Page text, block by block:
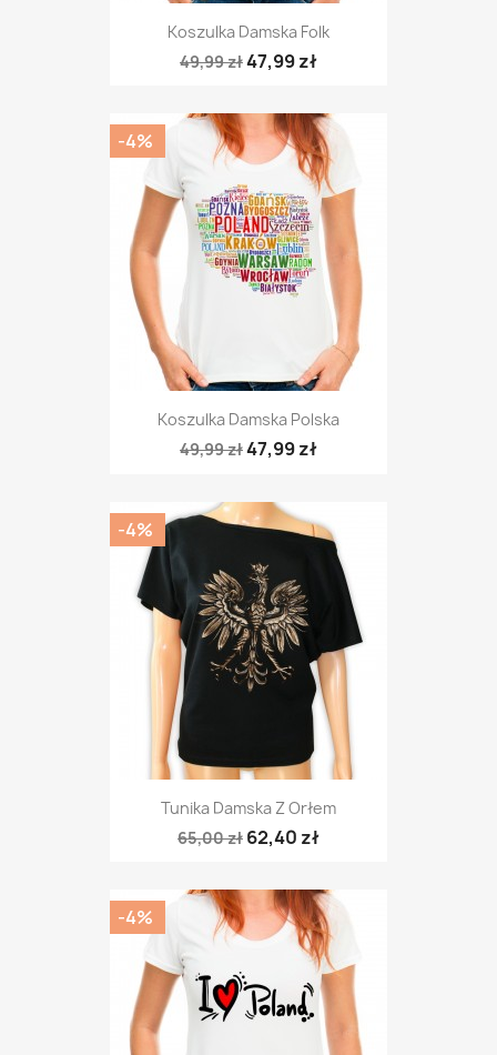
Koszulka Damska Folk
49,99 zł47,99 zł
Koszulka Damska Polska
49,99 zł47,99 zł
-4%
Tunika Damska Z Orłem
65,00 zł 62,40 zł
-4%
-4%